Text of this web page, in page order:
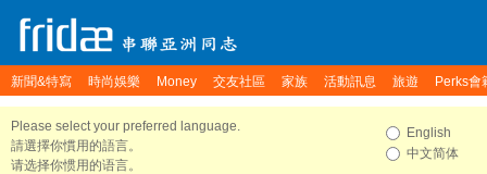
新聞&特寫 時尚娛樂 Money 交友社區 家族 活動訊息 旅遊 Perks會
Please select your preferred language.
請選擇你慣用的語言。
请选择你惯用的语言。
English
中文简体